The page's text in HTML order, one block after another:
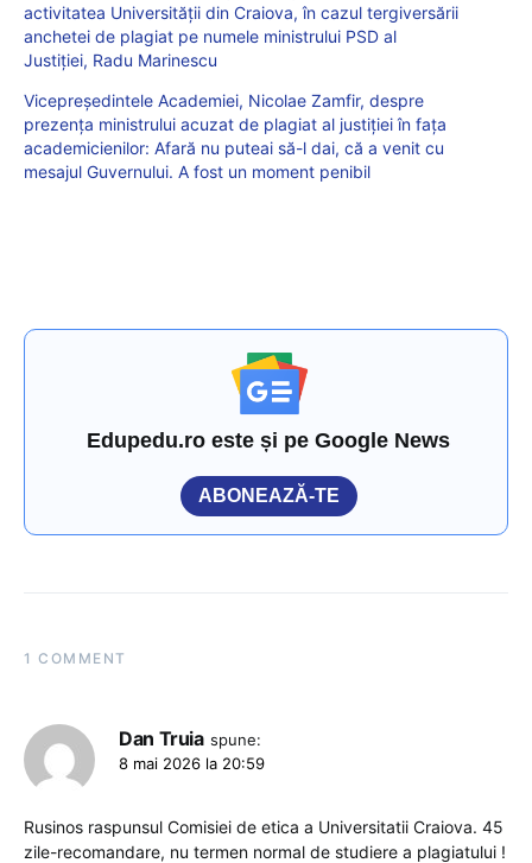
activitatea Universității din Craiova, în cazul tergiversării
anchetei de plagiat pe numele ministrului PSD al
Justiției, Radu Marinescu
Vicepreședintele Academiei, Nicolae Zamfir, despre
prezența ministrului acuzat de plagiat al justiției în fața
academicienilor: Afară nu puteai să-l dai, că a venit cu
mesajul Guvernului. A fost un moment penibil
Edupedu.ro este și pe Google News
ABONEAZĂ-TE
1 COMMENT
Dan Truia spune:
8 mai 2026 la 20:59
Rusinos raspunsul Comisiei de etica a Universitatii Craiova. 45
zile-recomandare, nu termen normal de studiere a plagiatului !